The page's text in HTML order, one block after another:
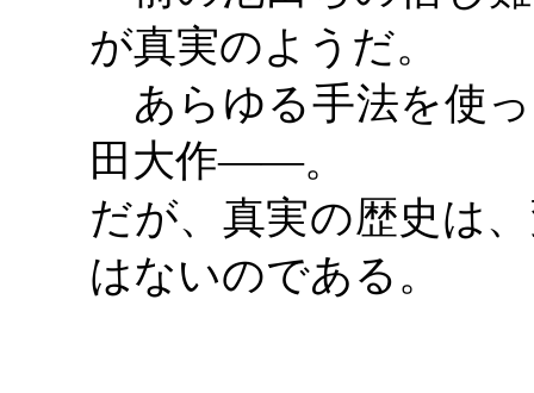
が真実のようだ。
あらゆる手法を使
田大作――。
だが、真実の歴史は
はないのである。